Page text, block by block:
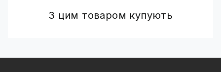
З цим товаром купують